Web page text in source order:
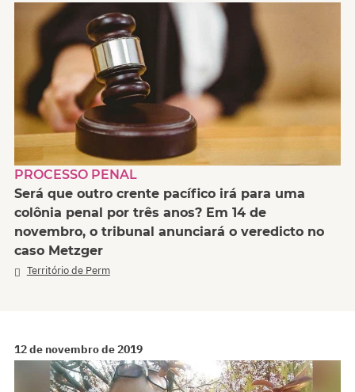
PROCESSO PENAL
Será que outro crente pacífico irá para uma
colônia penal por três anos? Em 14 de
novembro, o tribunal anunciará o veredicto no
caso Metzger
Território de Perm
12 de novembro de 2019